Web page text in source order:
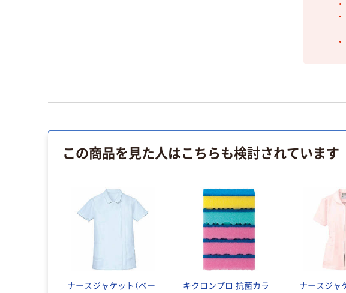
この商品を見た人はこちらも検討されています
ナースジャケット（ベー
キクロンプロ 抗菌カラ
ナースジャ